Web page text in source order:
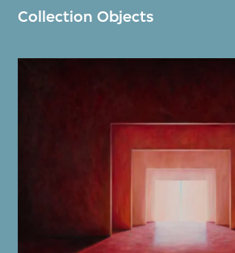
Collection Objects